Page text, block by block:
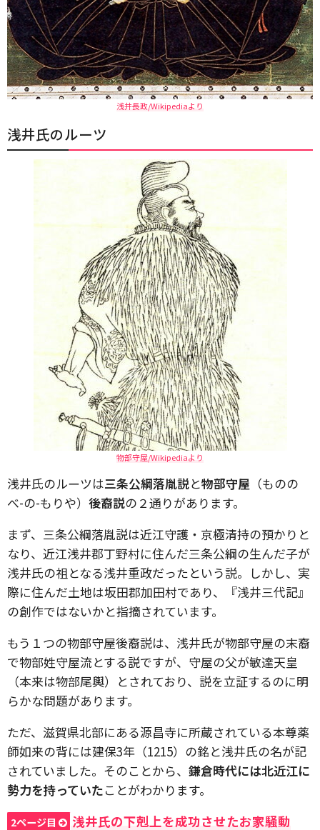
浅井長政/Wikipediaより
浅井氏のルーツ
物部守屋/Wikipediaより
浅井氏のルーツは三条公綱落胤説と物部守屋 （ものの
べ-の-もりや） 後裔説の２通りがあります。
まず、三条公綱落胤説は近江守護・京極清持の預かりと
なり、近江浅井郡丁野村に住んだ三条公綱の生んだ子が
浅井氏の祖となる浅井重政だったという説。しかし、実
際に住んだ土地は坂田郡加田村であり、『浅井三代記』
の創作ではないかと指摘されています。
もう１つの物部守屋後裔説は、浅井氏が物部守屋の末裔
で物部姓守屋流とする説ですが、守屋の父が敏達天皇
（本来は物部尾輿）とされており、説を立証するのに明
らかな問題があります。
ただ、滋賀県北部にある源昌寺に所蔵されている本尊薬
師如来の背には建保3年（1215）の銘と浅井氏の名が記
されていました。そのことから、 鎌倉時代には北近江に
勢力を持っていたことがわかります。
2ページ目 浅井氏の下剋上を成功させたお家騒動